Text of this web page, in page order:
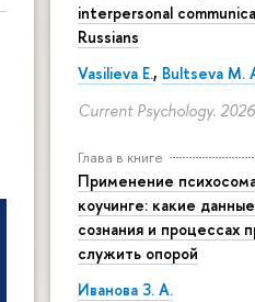
interpersonal
Russians
Vasilieva E., Bultseva M.
Current Psychology.
Глава в книге
Применение
коучинге: какие
сознания и процессах
служить опорой
Иванова З. А.